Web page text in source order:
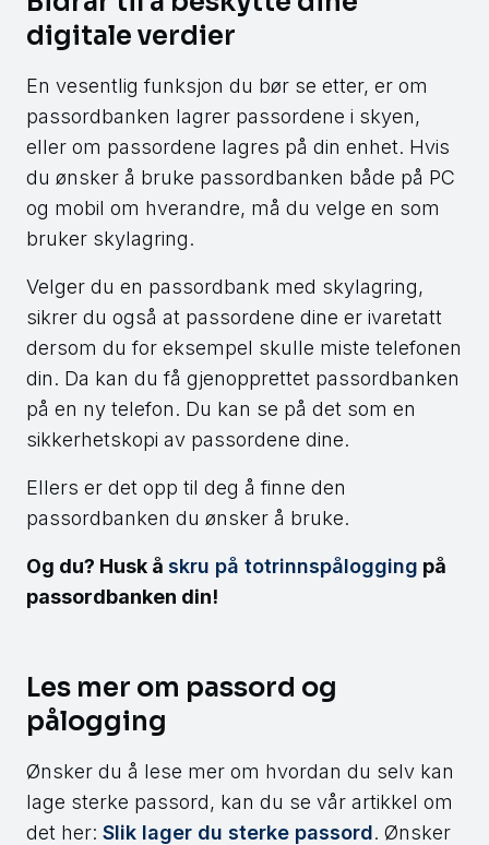
digitale verdier
En vesentlig funksjon du bør se etter, er om
passordbanken lagrer passordene i skyen,
eller om passordene lagres på din enhet. Hvis
du ønsker å bruke passordbanken både på PC
og mobil om hverandre, må du velge en som
bruker skylagring.
Velger du en passordbank med skylagring,
sikrer du også at passordene dine er ivaretatt
dersom du for eksempel skulle miste telefonen
din. Da kan du få gjenopprettet passordbanken
på en ny telefon. Du kan se på det som en
sikkerhetskopi av passordene dine.
Ellers er det opp til deg å finne den
passordbanken du ønsker å bruke.
Og du? Husk å skru på totrinnspålogging på
passordbanken din!
Les mer om passord og
pålogging
Ønsker du å lese mer om hvordan du selv kan
lage sterke passord, kan du se vår artikkel om
det her: Slik lager du sterke passord. Ønsker